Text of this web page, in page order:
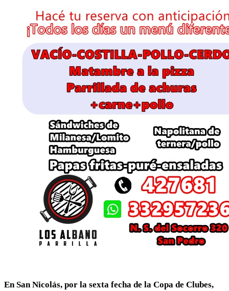
En San Nicolás, por la sexta fecha de la Copa de Clubes,